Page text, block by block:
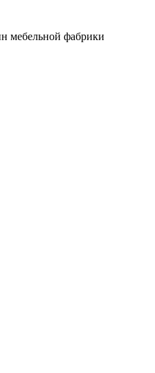
мебельной фабрики